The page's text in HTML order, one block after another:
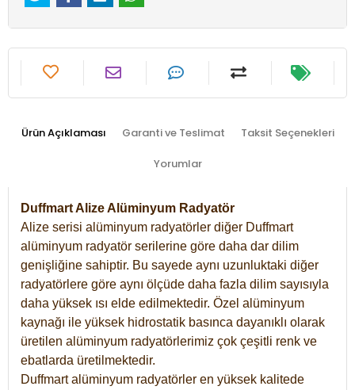
Ürün Açıklaması Garanti ve Teslimat Taksit Seçenekleri
Yorumlar
Duffmart Alize Alüminyum Radyatör
Alize serisi alüminyum radyatörler diğer Duffmart
alüminyum radyatör serilerine göre daha dar dilim
genişliğine sahiptir. Bu sayede aynı uzunluktaki diğer
radyatörlere göre aynı ölçüde daha fazla dilim sayısıyla
daha yüksek ısı elde edilmektedir. Özel alüminyum
kaynağı ile yüksek hidrostatik basınca dayanıklı olarak
üretilen alüminyum radyatörlerimiz çok çeşitli renk ve
ebatlarda üretilmektedir.
Duffmart alüminyum radyatörler en yüksek kalitede